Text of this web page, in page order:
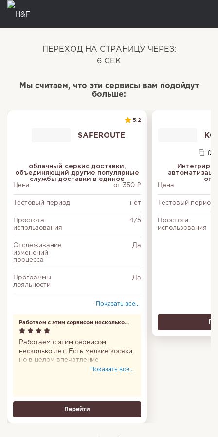
ПЕРЕХОД НА СТРАНИЦУ ЧЕРЕЗ:
5 СЕК
Мы считаем, что эти сервисы вам подойдут
больше:
5.2
SAFEROUTE
облачный сервис доставки,
объединяющий другие популярные
службы доставки в единое
Цена
от 350 ₽
Тестовый период нет
Простота
использования
4/5
Отслеживание
изменений
процесса
Да
Программы
лояльности
Да
Да
Показать все...
Работаем с этим сервисом несколько
лет
Работаем с этим сервисом
несколько лет. Есть мелкие косяки,
но в целом впечатление
положительное. УдивляютПоказать все...
Перейти
Цена
Тестовый период
Простота
использования